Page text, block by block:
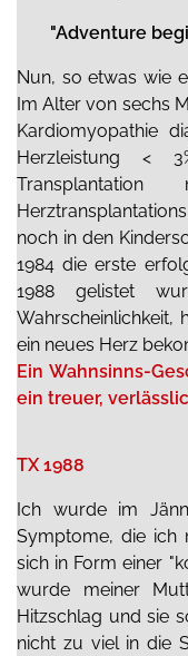
"Adventure
Nun, so etwas wie
Im Alter von sechs
Kardiomyopathie
Herzleistung <
noch in den
1984 die erste
1988 gelistet
Wahrscheinlichkeit,
ein neues Herz
Ein Wahnsinns-
ein treuer,
TX 1988
Ich wurde im
Symptome, die ich
sich in Form einer
wurde meiner
Hitzschlag und sie
nicht zu viel in die